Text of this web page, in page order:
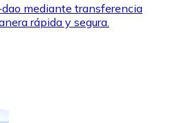
de tus marcas favoritas con
regalo
mediante transferencia
rápida y segura.